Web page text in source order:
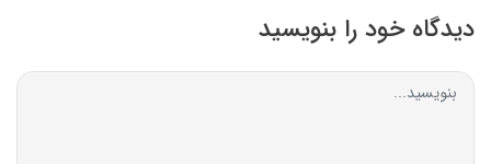
دیدگاه خود را بنویسید